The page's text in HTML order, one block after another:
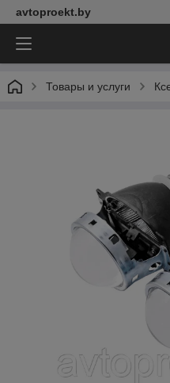
avtoproekt.by
Товары и услуги